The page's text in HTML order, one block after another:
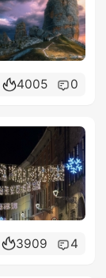
4005 0
3909 4